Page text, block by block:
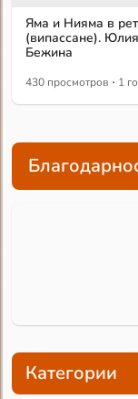
Яма и Нияма в
(випассане). Юлия
Бежина
430 просмотров · 1
Категории